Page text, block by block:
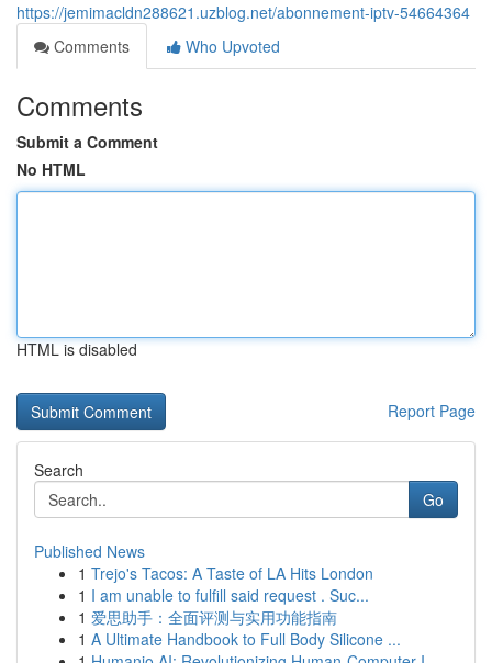
https://jemimacldn288621.uzblog.net/abonnement-iptv-54664364
Comments
Who Upvoted
Comments
Submit a Comment
No HTML
HTML is disabled
Report Page
Search
Go
Published News
1 Trejo's Tacos: A Taste of LA Hits London
1 I am unable to fulfill said request . Suc...
1 爱思助手：全面评测与实用功能指南
1 A Ultimate Handbook to Full Body Silicone ...